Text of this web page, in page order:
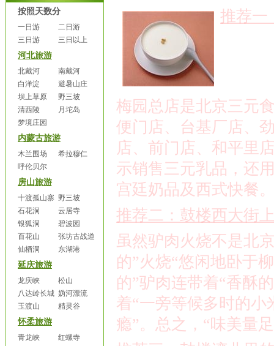
按照天数分
一日游
二日游
三日游
三日以上
河北旅游
北戴河
南戴河
白洋淀
避暑山庄
坝上草原
野三坡
清西陵
月坨岛
梦境庄园
内蒙古旅游
木兰围场
希拉穆仁
呼伦贝尔
房山旅游
十渡孤山寨 野三坡
石花洞
云居寺
银狐洞
碧波园
百花山
张坊古战道
仙栖洞
东湖港
延庆旅游
龙庆峡
松山
八达岭长城 妫河漂流
玉渡山
精灵谷
怀柔旅游
青龙峡
红螺寺
推荐
梅园总店是北京三元
便门店、台基厂店、
店、前门店、和平里
示销售三元乳品，还
宫廷奶品及西式快餐
推荐二：鼓楼西大街
虽然驴肉火烧不是北
的”火烧“悠闲地卧于
的”驴肉连带着“香酥
着“一旁等候多时的小
瘾”。总之，“味美量